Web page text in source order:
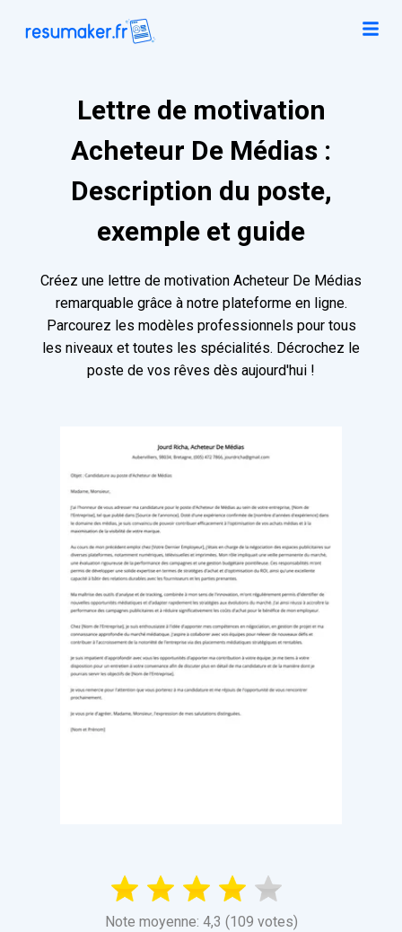
Lettre de motivation
Acheteur De Médias :
Description du poste,
exemple et guide
Créez une lettre de motivation Acheteur De Médias
remarquable grâce à notre plateforme en ligne.
Parcourez les modèles professionnels pour tous
les niveaux et toutes les spécialités. Décrochez le
poste de vos rêves dès aujourd'hui !
Note moyenne: 4,3 (109 votes)